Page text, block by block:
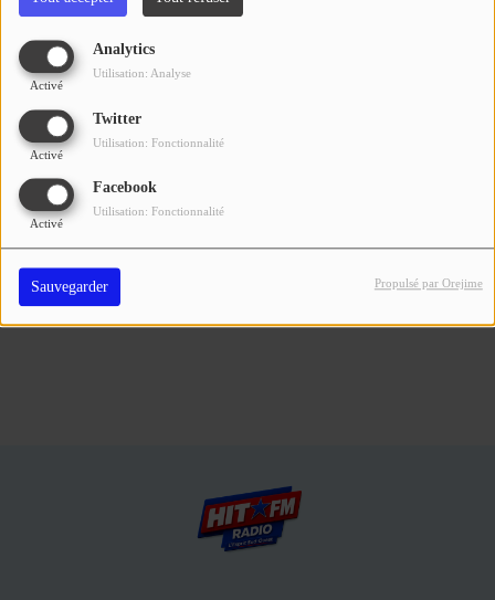
Analytics
Activé
Utilisation: Analyse
Twitter
Activé
Utilisation: Fonctionnalité
Facebook
Activé
Utilisation: Fonctionnalité
Sauvegarder Propulsé par Orejime
RÉGIE PUBLICTIAIRE
Commentaires(0)
SE CONNECTER